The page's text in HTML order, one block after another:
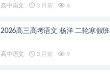
高中语文 3 月前 6
2026高三高考语文 杨洋 二轮寒假班
高中语文 3 月前 9